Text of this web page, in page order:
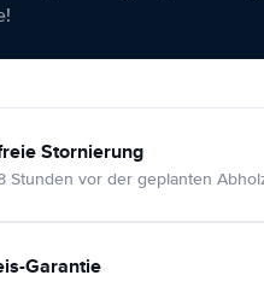
Stornierung
Stunden vor der geplanten
Garantie